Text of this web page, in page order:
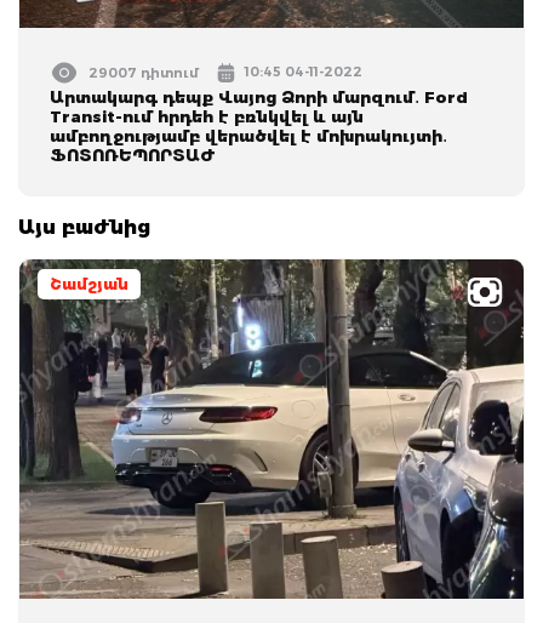
29007 դիտում 10:45 04-11-2022
Արտակարգ դեպք Վայոց Ձորի մարզում․ Ford
Transit-ում հրդեհ է բռնկվել և այն
ամբողջությամբ վերածվել է մոխրակույտի․
ՖՈՏՈՌԵՊՈՐՏԱԺ
Այս բաժնից
Շամշյան